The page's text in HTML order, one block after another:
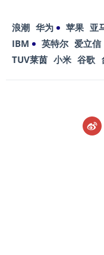
浪潮 华为 苹果 亚
IBM
英特尔 爱立信
TUV莱茵 小米 谷歌